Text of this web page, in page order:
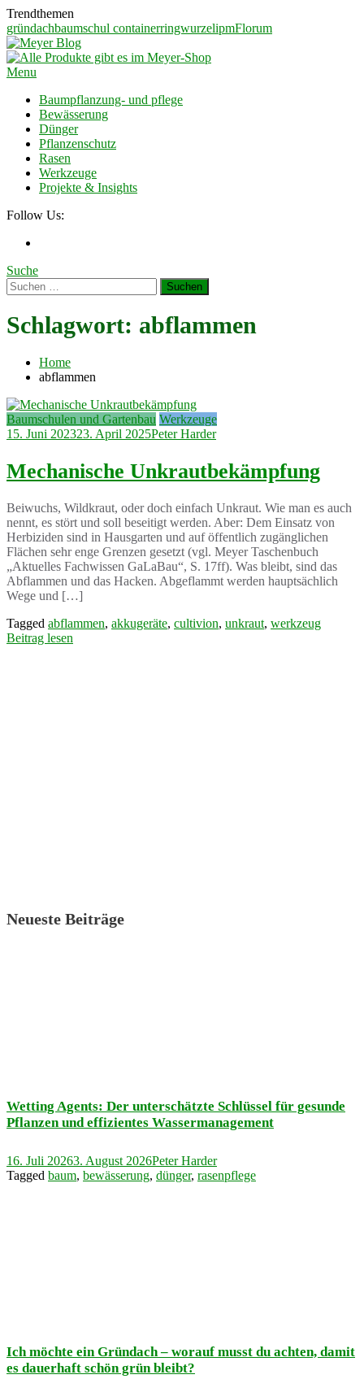
Skip
To
Content
Trendthemen
gründachbaumschul containerringwurzelipmFlorum
Meyer Blog
Ein Blog für Garten und Landschaftsbauer
Menu
Baumpflanzung- und pflege
Bewässerung
Dünger
Pflanzenschutz
Rasen
Werkzeuge
Projekte & Insights
Follow Us:
Suche
Suchen
nach:
Schlagwort: abflammen
Home
abflammen
Baumschulen und Gartenbau Werkzeuge
15. Juni 202323. April 2025Peter Harder
Mechanische Unkrautbekämpfung
Beiwuchs, Wildkraut, oder doch einfach Unkraut. Wie man es auch
nennt, es stört und soll beseitigt werden. Aber: Dem Einsatz von
Herbiziden sind in Hausgarten und auf öffentlich zugänglichen
Flächen sehr enge Grenzen gesetzt (vgl. Meyer Taschenbuch
„Aktuelles Fachwissen GaLaBau“, S. 17ff). Was bleibt, sind das
Abflammen und das Hacken. Abgeflammt werden hauptsächlich
Wege und […]
Tagged abflammen, akkugeräte, cultivion, unkraut, werkzeug
Beitrag lesen
Neueste Beiträge
Wetting Agents: Der unterschätzte Schlüssel für gesunde
Pflanzen und effizientes Wassermanagement
16. Juli 20263. August 2026Peter Harder
Tagged baum, bewässerung, dünger, rasenpflege
Ich möchte ein Gründach – worauf musst du achten, damit
es dauerhaft schön grün bleibt?